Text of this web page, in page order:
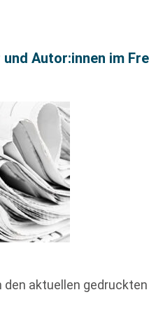
Autor:innen im
aktuellen